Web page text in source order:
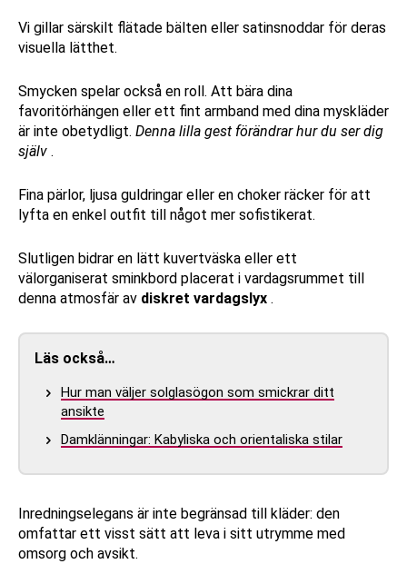
Vi gillar särskilt flätade bälten eller satinsnoddar för deras
visuella lätthet.
Smycken spelar också en roll. Att bära dina
favoritörhängen eller ett fint armband med dina myskläder
är inte obetydligt. Denna lilla gest förändrar hur du ser dig
själv .
Fina pärlor, ljusa guldringar eller en choker räcker för att
lyfta en enkel outfit till något mer sofistikerat.
Slutligen bidrar en lätt kuvertväska eller ett
välorganiserat sminkbord placerat i vardagsrummet till
denna atmosfär av diskret vardagslyx .
Läs också…
Hur man väljer solglasögon som smickrar ditt
ansikte
Damklänningar: Kabyliska och orientaliska stilar
Inredningselegans är inte begränsad till kläder: den
omfattar ett visst sätt att leva i sitt utrymme med
omsorg och avsikt.